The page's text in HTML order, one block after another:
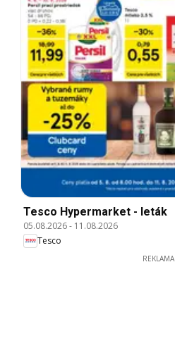
Tesco Hypermarket - leták
05.08.2026- 11.08.2026
Tesco
REKLAMA